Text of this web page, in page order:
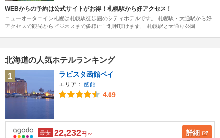
WEBからの予約は公式サイトがお得！札幌駅から好アクセス！
ニューオータニイン札幌は札幌駅徒歩圏のシティホテルです。 札幌駅・大通駅から好
アクセスで観光からビジネスまで多様にご利用頂けます。 札幌駅と大通り公園...
北海道の人気ホテルランキング
1
ラビスタ函館ベイ
エリア： 函館
4.69
最安 22,232円～ 詳細